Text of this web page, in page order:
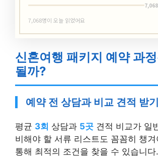
7,068명이 오늘 읽었어요
신혼여행 패키지 예약 과
될까?
예약 전 상담과 비교 견적 받기
평균 3회 상담과 5곳 견적 비교가 일
비해야 할 서류 리스트도 꼼꼼히 챙
통해 최적의 조건을 찾을 수 있습니